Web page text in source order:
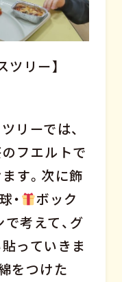
ツリー】
リーでは、
フエルトで
す。次に飾
・
ボック
考えて、グ
っていきま
をつけた